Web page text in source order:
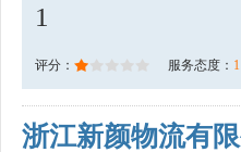
1
评分： 服务态度： 1
浙江新颜物流有